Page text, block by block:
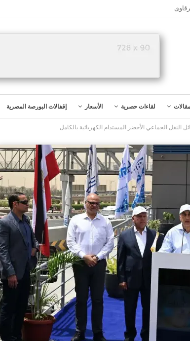
مقالات لقاءات حصرية الأسعار إقفالات البورصة المصرية
النقل الجماعي الأخضر المستدام الكهربائية بالكامل